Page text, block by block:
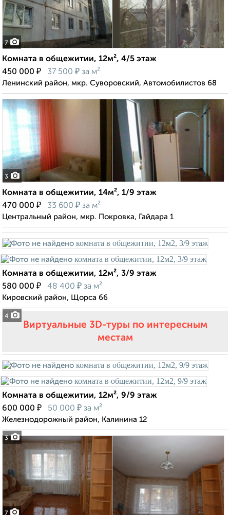
7
Комната в общежитии, 12м², 4/5 этаж
450 000 ₽ 37 500 ₽ за м²
Ленинский район, мкр. Суворовский, Автомобилистов 68
3
Комната в общежитии, 14м², 1/9 этаж
470 000 ₽ 33 600 ₽ за м²
Центральный район, мкр. Покровка, Гайдара 1
4
Комната в общежитии, 12м², 3/9 этаж
580 000 ₽ 48 400 ₽ за м²
Кировский район, Щорса 66
Виртуальные 3D-туры по интересным
местам
3
Комната в общежитии, 12м², 9/9 этаж
600 000 ₽ 50 000 ₽ за м²
Железнодорожный район, Калинина 12
7